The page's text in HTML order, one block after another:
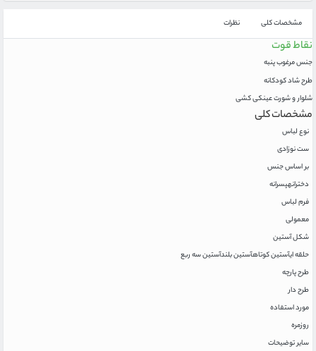
مشخصات کلی نظرات
نقاط قوت
جنس مرغوب پنبه
طرح شاد کودکانه
شلوار و شورت عینکی کشی
مشخصات کلی
نوع لباس
ست نوزادی
بر اساس جنس
دخترانهپسرانه
فرم لباس
معمولی
شکل آستین
حلقه ایآستین کوتاهآستین بلندآستین سه ربع
طرح پارچه
طرح دار
مورد استفاده
روزمره
سایر توضیحات